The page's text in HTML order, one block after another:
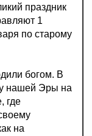
праздник
1
по старому
богом. В
нашей Эры на
где
на